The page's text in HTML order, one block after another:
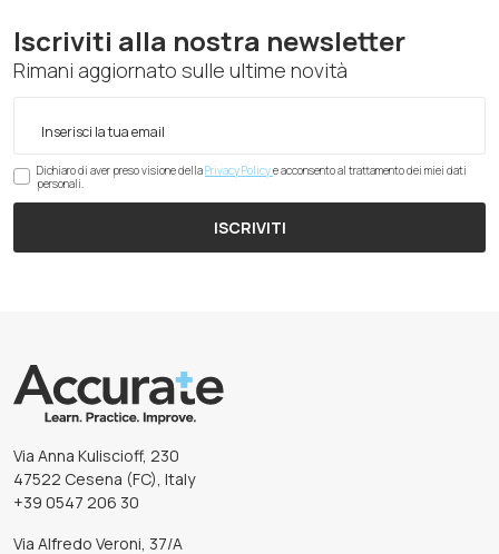
Iscriviti alla nostra newsletter
Rimani aggiornato sulle ultime novità
Dichiaro di aver preso visione dellaPrivacy Policye acconsento al trattamento dei miei dati
personali.
ISCRIVITI
Via Anna Kuliscioff, 230
47522 Cesena (FC), Italy
+39 0547 206 30
Via Alfredo Veroni, 37/A